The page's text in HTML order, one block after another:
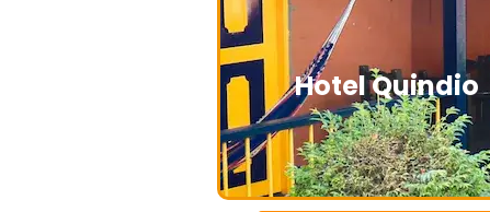
Hotel Quindio